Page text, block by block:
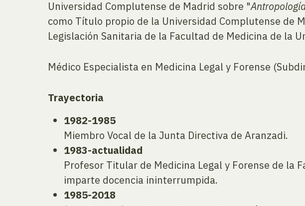
Universidad Complutense de Madrid sobre "
como Título propio de la Universidad Complutense de
Legislación Sanitaria de la Facultad de Medicina de la
Médico Especialista en Medicina Legal y Forense
Trayectoria
1982-1985
Miembro Vocal de la Junta Directiva de Aranzadi.
1983-actualidad
Profesor Titular de Medicina Legal y Forense de la
imparte docencia ininterrumpida.
1985-2018